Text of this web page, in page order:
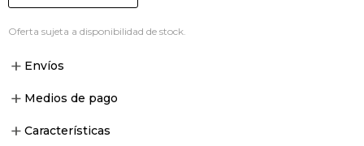
Oferta sujeta a disponibilidad de stock.
Envíos
Medios de pago
Características